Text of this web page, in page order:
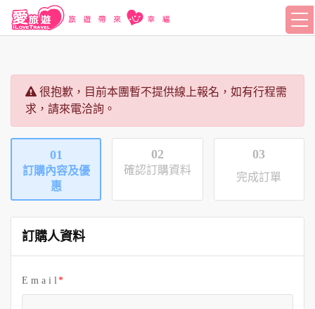
很抱歉，目前本團暫不提供線上報名，如有行程需
求，請來電洽詢。
01
訂購內容及優
惠
02
確認訂購資料
03
完成訂單
訂購人資料
E m a i l